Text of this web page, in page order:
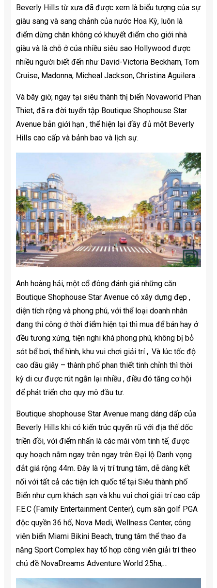
Beverly Hills từ xưa đã được xem là biểu tượng của sự
giàu sang và sang chảnh của nước Hoa Kỳ, luôn là
điểm dừng chân không có khuyết điểm cho giới nhà
giàu và là chỗ ở của nhiều siêu sao Hollywood được
nhiều người biết đến như David-Victoria Beckham, Tom
Cruise, Madonna, Micheal Jackson, Christina Aguilera. .
Và bây giờ, ngay tại siêu thành thị biển Novaworld Phan
Thiet, đã ra đời tuyển tập Boutique Shophouse Star
Avenue bản giới hạn , thể hiện lại đầy đủ một Beverly
Hills cao cấp và bảnh bao và lịch sự.
Anh hoàng hải, một cổ đông đánh giá những căn
Boutique Shophouse Star Avenue có xây dựng đẹp ,
diện tích rộng và phong phú, với thể loại doanh nhân
đang thi công ở thời điểm hiện tại thì mua để bán hay ở
đều tương xứng, tiện nghi khá phong phú, không bị bỏ
sót bể bơi, thể hình, khu vui chơi giải trí ,. Và lúc tốc độ
cao dầu giây – thành phố phan thiết tinh chỉnh thì thời
kỳ di cư được rút ngắn lại nhiều , điều đó tăng cơ hội
để phát triển cho quy mô đầu tư.
Boutique shophouse Star Avenue mang dáng dấp của
Beverly Hills khi có kiến trúc quyến rũ với địa thế dốc
triền đồi, với điểm nhấn là các mái vòm tinh tế, được
quy hoạch nằm ngay trên ngay trên Đại lộ Danh vọng
đắt giá rộng 44m. Đây là vị trí trung tâm, dễ dàng kết
nối với tất cả các tiện ích quốc tế tại Siêu thành phố
Biển như cụm khách sạn và khu vui chơi giải trí cao cấp
F.E.C (Family Entertainment Center), cụm sân golf PGA
độc quyền 36 hố, Nova Medi, Wellness Center, công
viên biển Miami Bikini Beach, trung tâm thể thao đa
năng Sport Complex hay tổ hợp công viên giải trí theo
chủ đề NovaDreams Adventure World 25ha,…